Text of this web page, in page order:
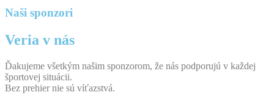
Naši sponzori
Veria v nás
Ďakujeme všetkým našim sponzorom, že nás podporujú v každej
športovej situácii.
Bez prehier nie sú víťazstvá.